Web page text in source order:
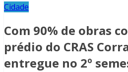
Cidade
Com 90% de obras
prédio do CRAS
entregue no 2º